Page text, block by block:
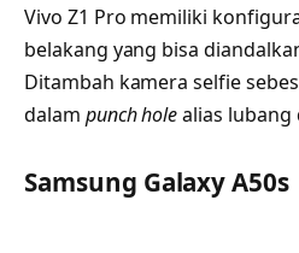
Vivo Z1 Pro memiliki
belakang yang bisa
Ditambah kamera selfie
dalam punch holealias lubang
Samsung Galaxy A50s